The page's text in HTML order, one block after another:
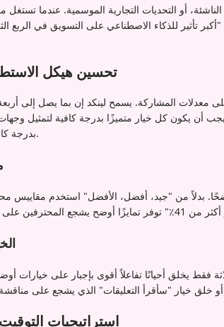
الناشئة، أو التحديات التجارية الموسمية. عندما تستغل
تأثير للذكاء الاصطناعي على التسويق في الربع
تحسين هيكل
معدلات المشاركة. يسمح لينكد إن بما يصل إلى
أن يكون كل خيار متميزًا بدرجة كافية لتمثيل
بدرجة كافية لخلق مقارنة ذات معنى.
بدلاً من "جيد، أفضل، الأفضل" استخدم مقاييس
فقط يخلق أحيانًا تفاعلاً أقوى بإجبار على خيارات
استراتيجيات